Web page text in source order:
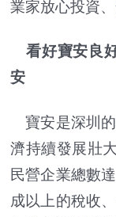
業家放心投資
看好寶安良
安
寶安是深圳的
濟持續發展壯
民營企業總數
成以上的稅收